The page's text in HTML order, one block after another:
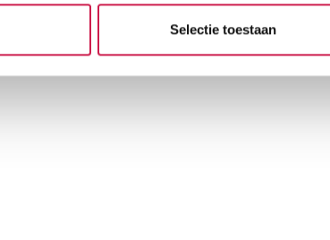
Selectie toestaan